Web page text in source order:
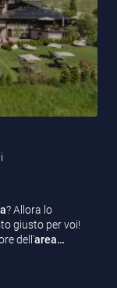
? Allora lo
giusto per voi!
dell'area…